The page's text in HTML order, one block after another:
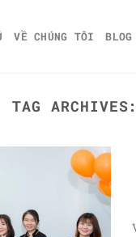
VỀ CHÚNG TÔI
TAG